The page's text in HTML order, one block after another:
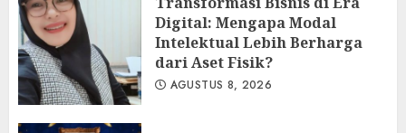
Digital: Mengapa Modal
Intelektual Lebih Berharga
dari Aset Fisik?
AGUSTUS 8, 2026